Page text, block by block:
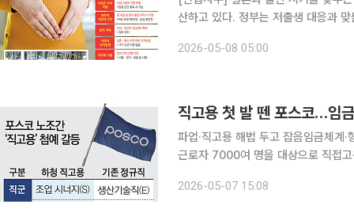
산하고 있다. 정부는 저출생 대응과
마저 제한적이다. 본지는 30대 미혼
2026-05-08 05:00
직고용 첫 발 뗀 포스코…임
파업·직고용 해법 두고 잡음임금체계·형평성 놓고 의견차 포스코
근로자 7000여 명을 대상으로 직접
이에서는 별도 직군과 차등 임금체계
2026-05-07 15:08